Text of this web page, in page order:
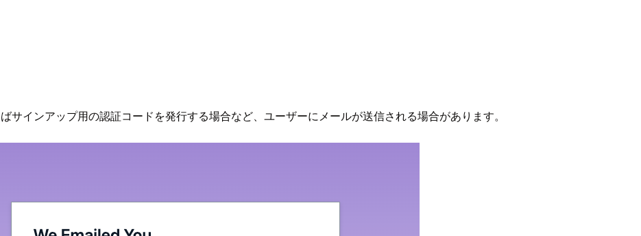
インアップ用の認証コードを発行する場合など、ユーザーにメールが送信される場合があります。